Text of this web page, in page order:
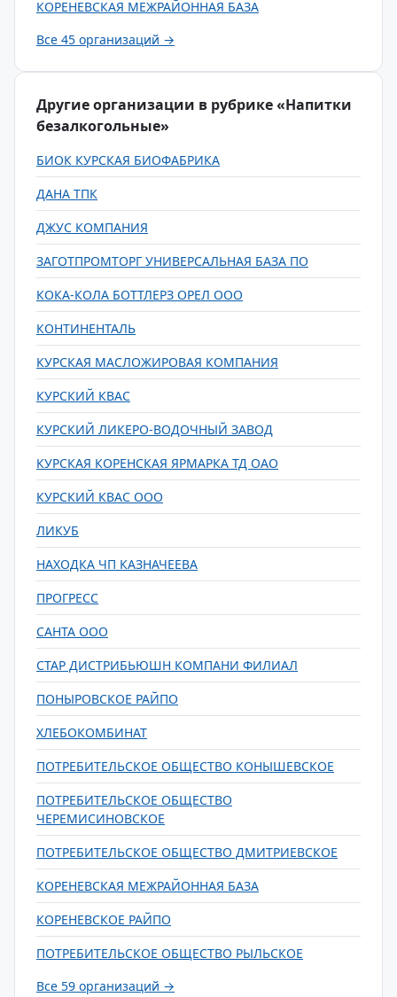
КОРЕНЕВСКАЯ МЕЖРАЙОННАЯ БАЗА
Все 45 организаций →
Другие организации в рубрике «Напитки
безалкогольные»
БИОК КУРСКАЯ БИОФАБРИКА
ДАНА ТПК
ДЖУС КОМПАНИЯ
ЗАГОТПРОМТОРГ УНИВЕРСАЛЬНАЯ БАЗА ПО
КОКА-КОЛА БОТТЛЕРЗ ОРЕЛ ООО
КОНТИНЕНТАЛЬ
КУРСКАЯ МАСЛОЖИРОВАЯ КОМПАНИЯ
КУРСКИЙ КВАС
КУРСКИЙ ЛИКЕРО-ВОДОЧНЫЙ ЗАВОД
КУРСКАЯ КОРЕНСКАЯ ЯРМАРКА ТД ОАО
КУРСКИЙ КВАС ООО
ЛИКУБ
НАХОДКА ЧП КАЗНАЧЕЕВА
ПРОГРЕСС
САНТА ООО
СТАР ДИСТРИБЬЮШН КОМПАНИ ФИЛИАЛ
ПОНЫРОВСКОЕ РАЙПО
ХЛЕБОКОМБИНАТ
ПОТРЕБИТЕЛЬСКОЕ ОБЩЕСТВО КОНЫШЕВСКОЕ
ПОТРЕБИТЕЛЬСКОЕ ОБЩЕСТВО
ЧЕРЕМИСИНОВСКОЕ
ПОТРЕБИТЕЛЬСКОЕ ОБЩЕСТВО ДМИТРИЕВСКОЕ
КОРЕНЕВСКАЯ МЕЖРАЙОННАЯ БАЗА
КОРЕНЕВСКОЕ РАЙПО
ПОТРЕБИТЕЛЬСКОЕ ОБЩЕСТВО РЫЛЬСКОЕ
Все 59 организаций →